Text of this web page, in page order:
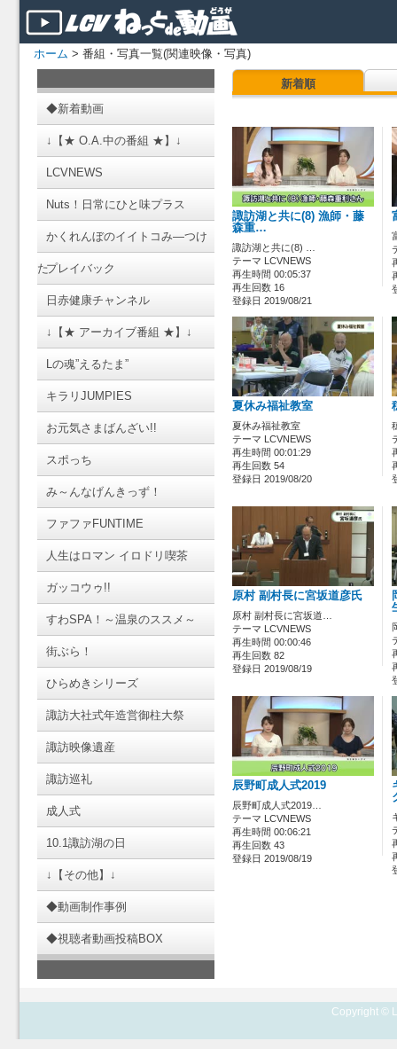
ホーム > 番組・写真一覧(関連映像・写真)
◆新着動画
↓【★ O.A.中の番組 ★】↓
LCVNEWS
Nuts！日常にひと味プラス
かくれんぼのイイトコみ―つけ
たプレイバック
日赤健康チャンネル
↓【★ アーカイブ番組 ★】↓
Lの魂”えるたま”
キラリJUMPIES
お元気さまばんざい!!
スポっち
み～んなげんきっず！
ファファFUNTIME
人生はロマン イロドリ喫茶
ガッコウゥ!!
すわSPA！～温泉のススメ～
街ぶら！
ひらめきシリーズ
諏訪大社式年造営御柱大祭
諏訪映像遺産
諏訪巡礼
成人式
10.1諏訪湖の日
↓【その他】↓
◆動画制作事例
◆視聴者動画投稿BOX
新着順
諏訪湖と共に(8) 漁師・藤
森重…
諏訪湖と共に(8) …
テーマ LCVNEWS
再生時間 00:05:37
再生回数 16
登録日 2019/08/21
夏休み福祉教室
夏休み福祉教室
テーマ LCVNEWS
再生時間 00:01:29
再生回数 54
登録日 2019/08/20
原村 副村長に宮坂道彦氏
原村 副村長に宮坂道…
テーマ LCVNEWS
再生時間 00:00:46
再生回数 82
登録日 2019/08/19
辰野町成人式2019
辰野町成人式2019…
テーマ LCVNEWS
再生時間 00:06:21
再生回数 43
登録日 2019/08/19
Copyright ©